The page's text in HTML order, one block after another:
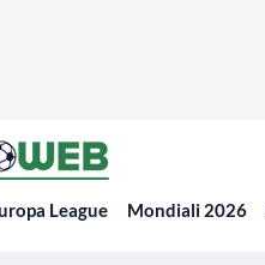
League Mondiali 2026